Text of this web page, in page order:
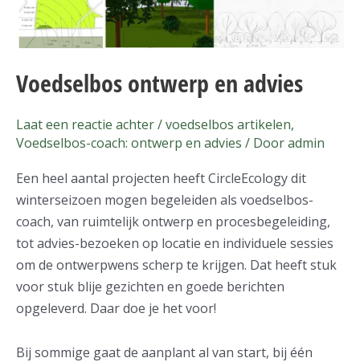
Voedselbos ontwerp en advies
Laat een reactie achter/voedselbos artikelen,
Voedselbos-coach: ontwerp en advies / Dooradmin
Een heel aantal projecten heeft CircleEcology dit
winterseizoen mogen begeleiden als voedselbos-
coach, van ruimtelijk ontwerp en procesbegeleiding,
tot advies-bezoeken op locatie en individuele sessies
om de ontwerpwens scherp te krijgen. Dat heeft stuk
voor stuk blije gezichten en goede berichten
opgeleverd. Daar doe je het voor!
Bij sommige gaat de aanplant al van start, bij één